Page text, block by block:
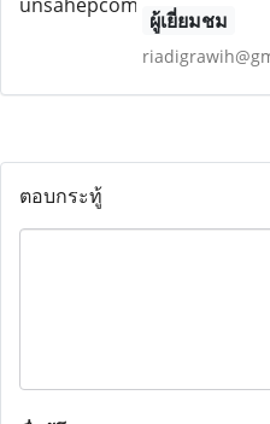
ผู้เยี่ยมชม
ตอบกระทู้